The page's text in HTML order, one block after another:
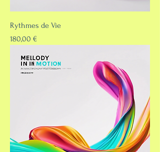
Rythmes de Vie
Prix
180,00 €